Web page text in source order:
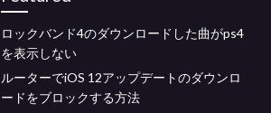
ロックバンド4のダウンロードした曲がps4
を表示しない
ルーターでiOS 12アップデートのダウンロ
ードをブロックする方法